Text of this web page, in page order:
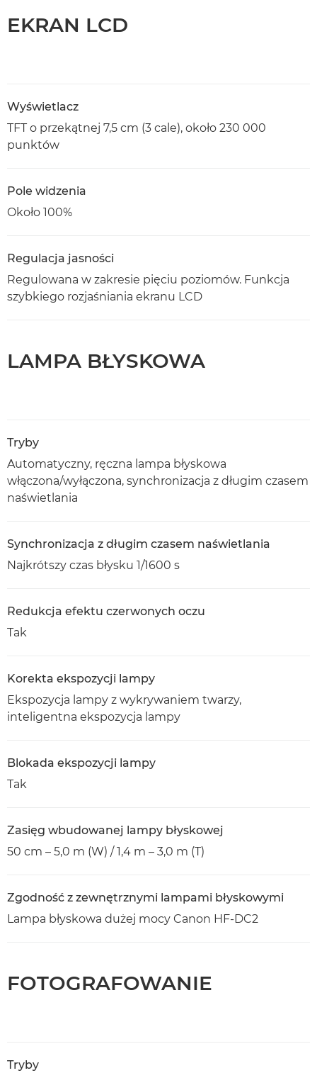
EKRAN LCD
Wyświetlacz
TFT o przekątnej 7,5 cm (3 cale), około 230 000
punktów
Pole widzenia
Około 100%
Regulacja jasności
Regulowana w zakresie pięciu poziomów. Funkcja
szybkiego rozjaśniania ekranu LCD
LAMPA BŁYSKOWA
Tryby
Automatyczny, ręczna lampa błyskowa
włączona/wyłączona, synchronizacja z długim czasem
naświetlania
Synchronizacja z długim czasem naświetlania
Najkrótszy czas błysku 1/1600 s
Redukcja efektu czerwonych oczu
Tak
Korekta ekspozycji lampy
Ekspozycja lampy z wykrywaniem twarzy,
inteligentna ekspozycja lampy
Blokada ekspozycji lampy
Tak
Zasięg wbudowanej lampy błyskowej
50 cm – 5,0 m (W) / 1,4 m – 3,0 m (T)
Zgodność z zewnętrznymi lampami błyskowymi
Lampa błyskowa dużej mocy Canon HF-DC2
FOTOGRAFOWANIE
Tryby